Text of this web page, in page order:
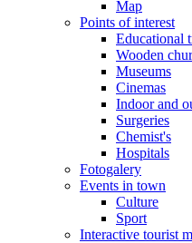
Map
Points of interest
Educational
Wooden
Museums
Cinemas
Indoor and
Surgeries
Chemist's
Hospitals
Fotogalery
Events in town
Culture
Sport
Interactive tourist